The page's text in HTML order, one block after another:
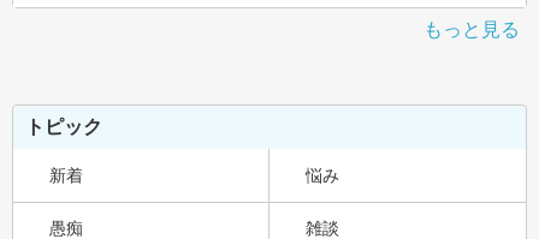
もっと見る
トピック
新着 悩み
愚痴 雑談